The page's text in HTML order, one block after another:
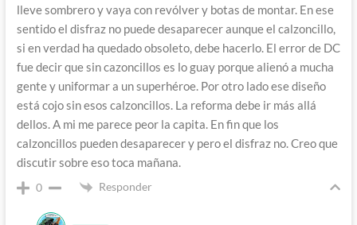
lleve sombrero y vaya con revólver y botas de montar. En ese
sentido el disfraz no puede desaparecer aunque el calzoncillo,
si en verdad ha quedado obsoleto, debe hacerlo. El error de DC
fue decir que sin cazoncillos es lo guay porque alienó a mucha
gente y uniformar a un superhéroe. Por otro lado ese diseño
está cojo sin esos calzoncillos. La reforma debe ir más allá
dellos. A mi me parece peor la capita. En fin que los
calzoncillos pueden desaparecer y pero el disfraz no. Creo que
discutir sobre eso toca mañana.
0 Responder